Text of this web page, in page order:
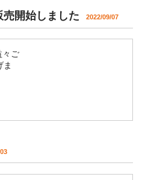
開始しました 2022/09/07
ご
ま